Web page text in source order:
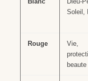
Soleil,
Rouge
Vie,
beaute